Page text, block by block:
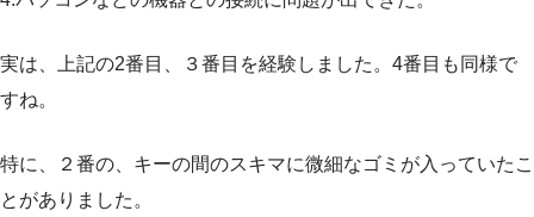
実は、上記の2番目、３番目を経験しました。4番目も同様で
すね。
特に、２番の、キーの間のスキマに微細なゴミが入っていたこ
とがありました。